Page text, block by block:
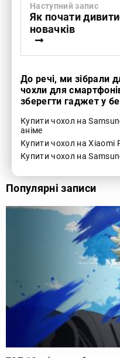
Наступний запис
Як почати
новачків
До речі, ми зібрали
чохли для
зберегти гаджет у
Купити чохол на
аніме
Купити чохол на Xiaomi
Купити чохол на
Популярні записи